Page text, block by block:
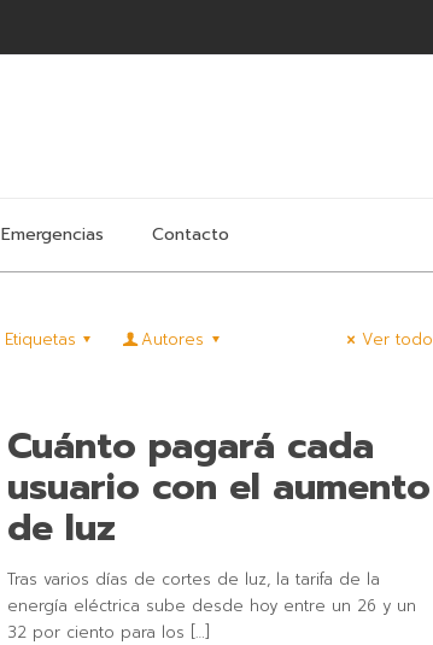
Emergencias Contacto
Etiquetas Autores Ver todo
Cuánto pagará cada
usuario con el aumento
de luz
Tras varios días de cortes de luz, la tarifa de la
energía eléctrica sube desde hoy entre un 26 y un
32 por ciento para los […]